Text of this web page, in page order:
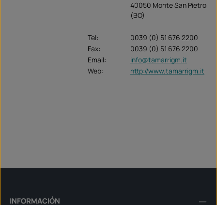
40050 Monte San Pietro
(BO)
Tel:
0039 (0) 51 676 2200
Fax:
0039 (0) 51 676 2200
Email:
info@tamarrigm.it
Web:
http://www.tamarrigm.it
INFORMACIÓN